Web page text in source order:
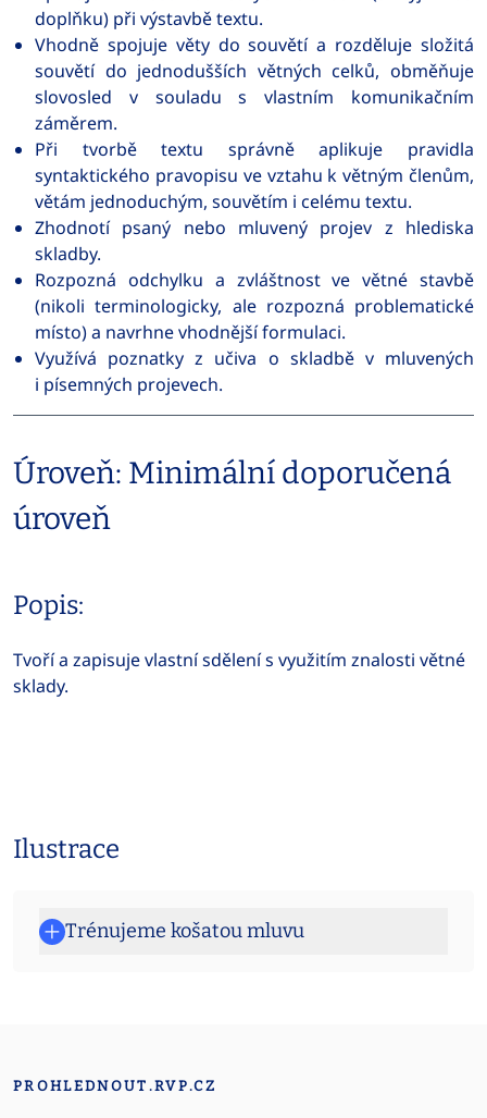
doplňku) při výstavbě textu.
Vhodně spojuje věty do souvětí a rozděluje složitá
souvětí do jednodušších větných celků, obměňuje
slovosled v souladu s vlastním komunikačním
záměrem.
Při tvorbě textu správně aplikuje pravidla
syntaktického pravopisu ve vztahu k větným členům,
větám jednoduchým, souvětím i celému textu.
Zhodnotí psaný nebo mluvený projev z hlediska
skladby.
Rozpozná odchylku a zvláštnost ve větné stavbě
(nikoli terminologicky, ale rozpozná problematické
místo) a navrhne vhodnější formulaci.
Využívá poznatky z učiva o skladbě v mluvených
i písemných projevech.
Úroveň: Minimální doporučená
úroveň
Popis:
Tvoří a zapisuje vlastní sdělení s využitím znalosti větné
sklady.
Ilustrace
Trénujeme košatou mluvu
PROHLEDNOUT.RVP.CZ